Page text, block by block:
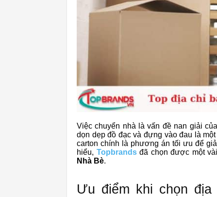
Việc chuyển nhà là vấn đề nan giải
dọn dẹp đồ đạc và đựng vào đau là
carton chính là phương án tối ưu để
hiểu, Topbrandsđã chọn được một vài
Nhà Bè.
Ưu điểm khi chọn địa